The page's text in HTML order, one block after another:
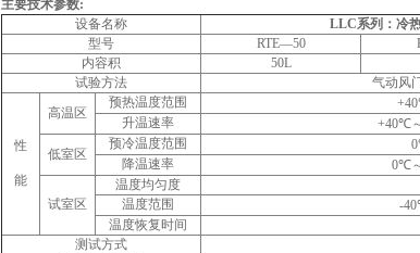
主要技术参数:
设备名称
LLC系列：冷
型号
RTE—50
内容积
50L
试验方法
气动风
性
能
高温区
预热温度范围
升温速率
+40℃
低室区
预冷温度范围
降温速率
0℃
试室区
温度均匀度
温度范围
-
温度恢复时间
测试方式